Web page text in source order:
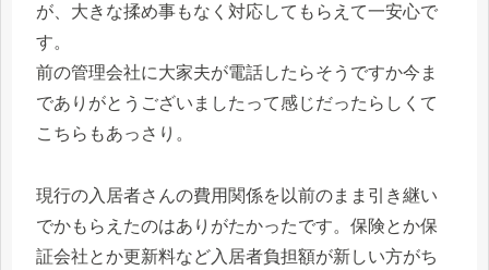
が、大きな揉め事もなく対応してもらえて一安心で
す。
前の管理会社に大家夫が電話したらそうですか今ま
でありがとうございましたって感じだったらしくて
こちらもあっさり。
現行の入居者さんの費用関係を以前のまま引き継い
でかもらえたのはありがたかったです。保険とか保
証会社とか更新料など入居者負担額が新しい方がち